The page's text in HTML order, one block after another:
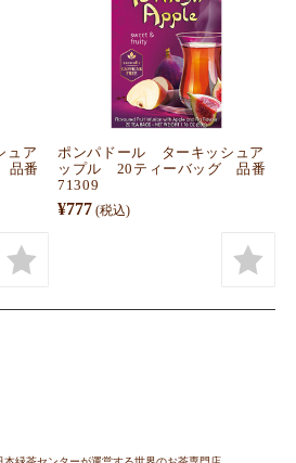
ュア
品番
ポンパドール ターキッシュア
ップル 20ティーバッグ 品番
71309
¥777 (税込)